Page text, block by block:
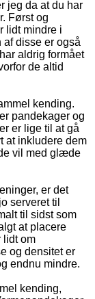
jeg da at du har
Først og
lidt mindre i
af disse er også
aldrig formået
de altid
kending.
pandekager og
er lige til at gå
at inkludere dem
vil med glæde
er det
serveret til
til sidst som
at placere
lidt om
og densitet er
endnu mindre.
kending,